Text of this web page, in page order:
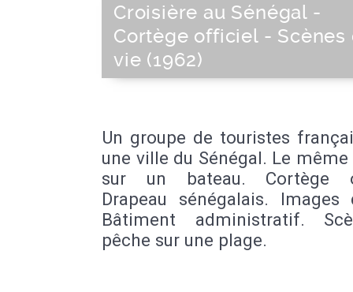
Croisière au Sénégal -
Cortège officiel - Scènes
vie (1962)
Un groupe de touristes
une ville du Sénégal. Le même
sur un bateau. Cortège
Drapeau sénégalais. Images
Bâtiment administratif.
pêche sur une plage.